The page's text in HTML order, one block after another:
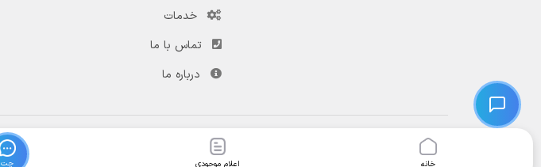
خدمات
تماس با ما
درباره ما
© کلیه حقوق این وب‌سایت و سرویس‌های آن متعلق به سامانه فولاد ۲۴ است.
خانه اعلام موجودی چت